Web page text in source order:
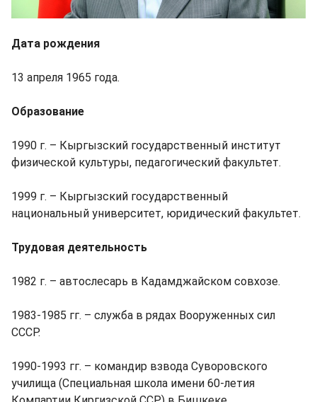
Дата рождения
13 апреля 1965 года.
Образование
1990 г. – Кыргызский государственный институт
физической культуры, педагогический факультет.
1999 г. – Кыргызский государственный
национальный университет, юридический факультет.
Трудовая деятельность
1982 г. – автослесарь в Кадамджайском совхозе.
1983-1985 гг. – служба в рядах Вооруженных сил
СССР.
1990-1993 гг. – командир взвода Суворовского
училища (Специальная школа имени 60-летия